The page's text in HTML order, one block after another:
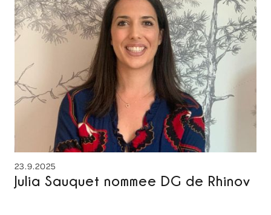
23.9.2025
Julia Sauquet nommee DG de Rhinov